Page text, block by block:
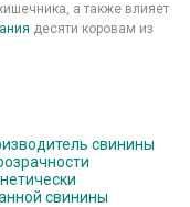
а также влияет
десяти коровам из
свинины
свинины